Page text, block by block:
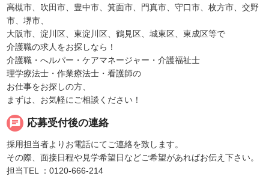
高槻市、吹田市、豊中市、箕面市、門真市、守口市、枚方市、交野
市、堺市、
大阪市、淀川区、東淀川区、鶴見区、城東区、東成区等で
介護職の求人をお探しなら！
介護職・へルパー・ケアマネージャー・介護福祉士
理学療法士・作業療法士・看護師の
お仕事をお探しの方、
まずは、お気軽にご相談ください！
chat 応募受付後の連絡
採用担当者よりお電話にてご連絡を致します。
その際、面接日程や見学希望日などご希望があればお伝え下さい。
担当TEL ：0120-666-214